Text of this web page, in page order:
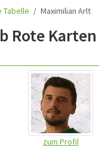
Tabelle Maximilian Arlt
Rote Karten
zum Profil